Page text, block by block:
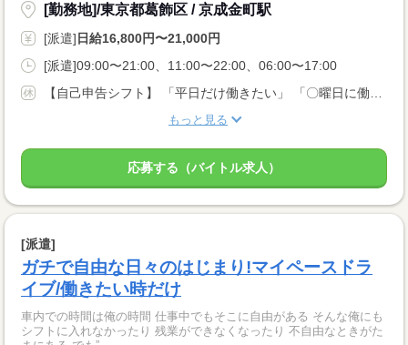
[勤務地]/東京都葛飾区 / 京成金町駅
[派遣]日給16,800円〜21,000円
[派遣]09:00〜21:00、11:00〜22:00、06:00〜17:00
もっと見る
応募する（バイトル求人）
[派遣]
ガチで自由な日々のはじまり!マイペースドラ
イブ/働きたい時だけ
車内での時間は俺の時間 仕事中でもそこに自由がある そんな俺にも
シフトに入れなかったり 残業ができなくなったり 不自由なときがた